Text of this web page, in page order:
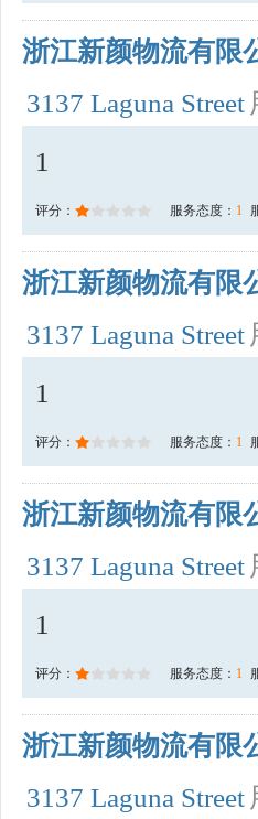
浙江新颜物流有限
3137 Laguna Street
1
评分： 服务态度： 1
浙江新颜物流有限
3137 Laguna Street
1
评分： 服务态度： 1
浙江新颜物流有限
3137 Laguna Street
1
评分： 服务态度： 1
浙江新颜物流有限
3137 Laguna Street